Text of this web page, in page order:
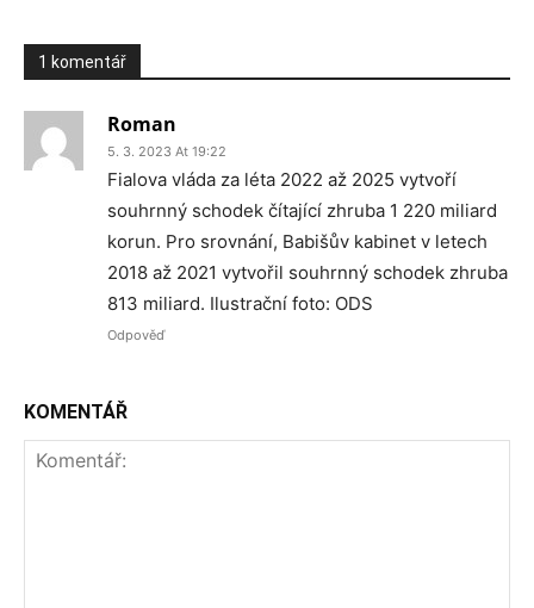
1 komentář
Roman
5. 3. 2023 At 19:22
Fialova vláda za léta 2022 až 2025 vytvoří
souhrnný schodek čítající zhruba 1 220 miliard
korun. Pro srovnání, Babišův kabinet v letech
2018 až 2021 vytvořil souhrnný schodek zhruba
813 miliard. Ilustrační foto: ODS
Odpověď
KOMENTÁŘ